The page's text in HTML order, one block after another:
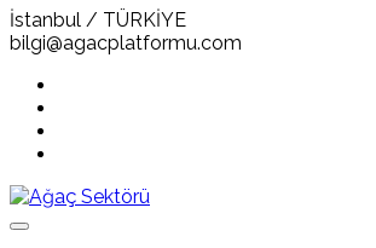
İstanbul / TÜRKİYE
bilgi@agacplatformu.com